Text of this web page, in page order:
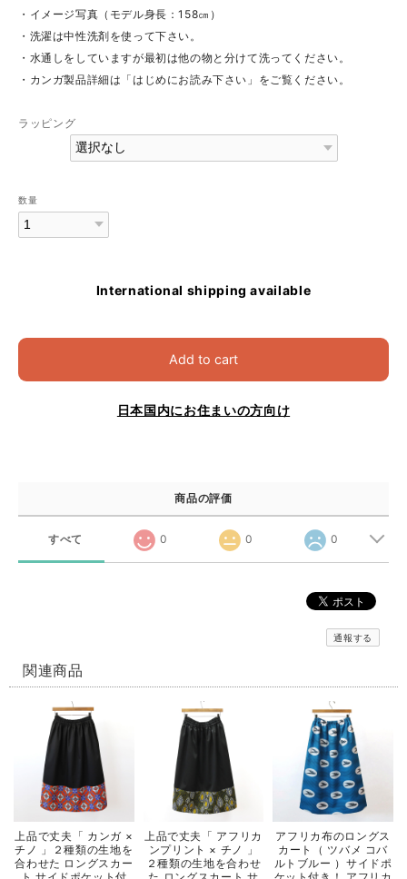
・イメージ写真（モデル身長：158㎝）
・洗濯は中性洗剤を使って下さい。
・水通しをしていますが最初は他の物と分けて洗ってください。
・カンガ製品詳細は「はじめにお読み下さい」をご覧ください。
ラッピング
数量
International shipping available
Add to cart
日本国内にお住まいの方向け
商品の評価
すべて 0 0 0
通報する
関連商品
上品で丈夫「 カンガ ×
チノ 」２種類の生地を
合わせた ロングスカー
上品で丈夫「 アフリカ
ンプリント × チノ 」
２種類の生地を合わせ
アフリカ布のロングス
カート（ ツバメ コバ
ルトブルー ）サイドポ